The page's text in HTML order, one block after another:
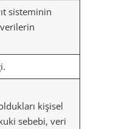
sisteminin
kişisel
sebebi, veri